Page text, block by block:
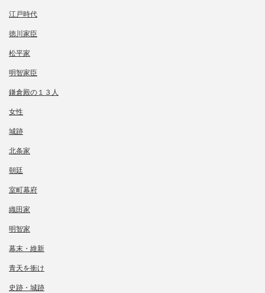
江戸時代
徳川家臣
松平家
明智家臣
鎌倉殿の１３人
女性
城跡
北条家
朝廷
室町幕府
織田家
明智家
幕末・維新
青天を衝け
史跡・城跡